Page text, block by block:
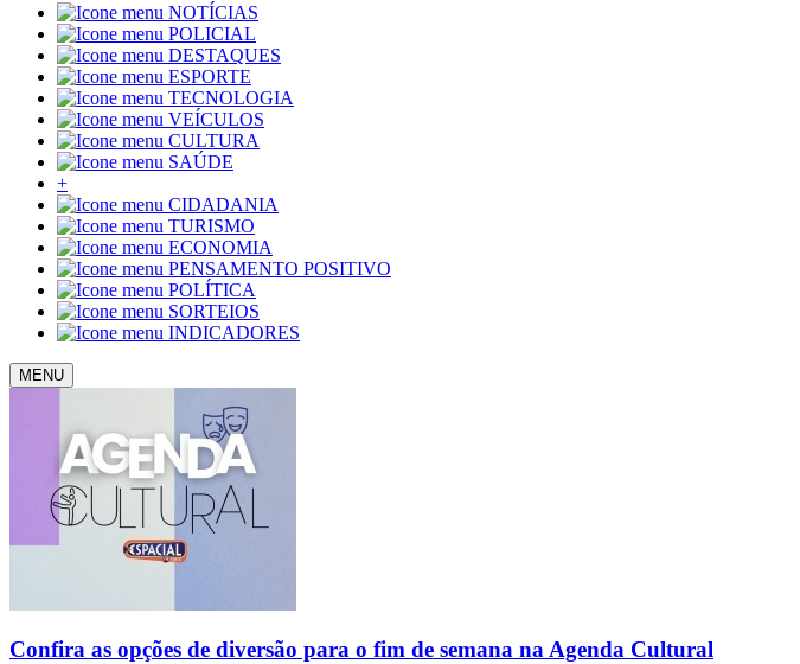
NOTÍCIAS
POLICIAL
DESTAQUES
ESPORTE
TECNOLOGIA
VEÍCULOS
CULTURA
SAÚDE
+
CIDADANIA
TURISMO
ECONOMIA
PENSAMENTO POSITIVO
POLÍTICA
SORTEIOS
INDICADORES
MENU
Confira as opções de diversão para o fim de semana na Agenda Cultural